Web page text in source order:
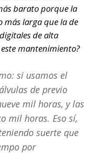
barato porque la
más larga que la de
de alta
mantenimiento?
si usamos el
de previo
mil horas, y las
mil horas. Eso sí,
suerte que
por